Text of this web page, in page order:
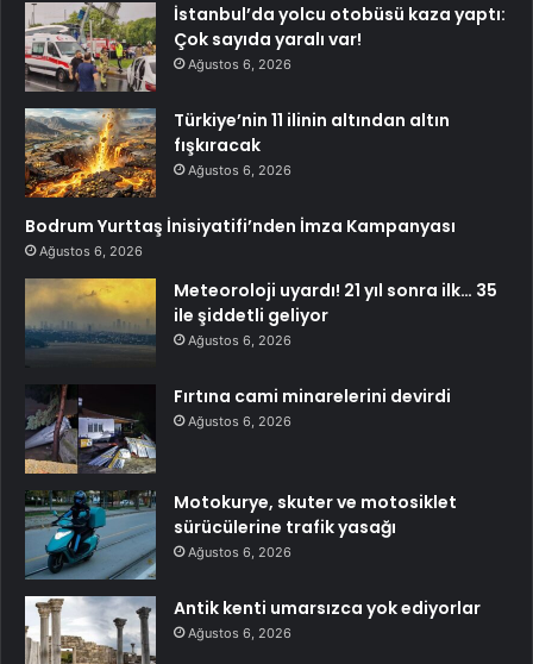
İstanbul’da yolcu otobüsü kaza yaptı:
Çok sayıda yaralı var!
Ağustos 6, 2026
Türkiye’nin 11 ilinin altından altın
fışkıracak
Ağustos 6, 2026
Bodrum Yurttaş İnisiyatifi’nden İmza Kampanyası
Ağustos 6, 2026
Meteoroloji uyardı! 21 yıl sonra ilk… 35
ile şiddetli geliyor
Ağustos 6, 2026
Fırtına cami minarelerini devirdi
Ağustos 6, 2026
Motokurye, skuter ve motosiklet
sürücülerine trafik yasağı
Ağustos 6, 2026
Antik kenti umarsızca yok ediyorlar
Ağustos 6, 2026